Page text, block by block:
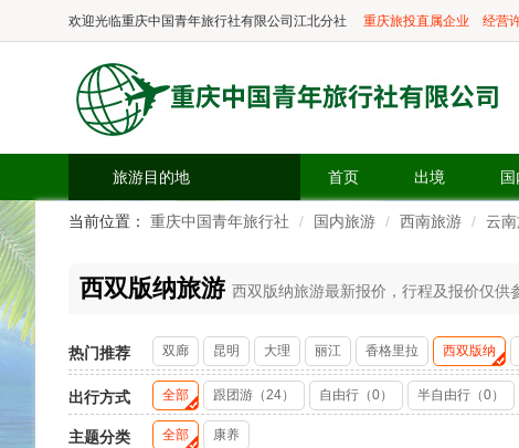
欢迎光临重庆中国青年旅行社有限公司江北分社 重庆旅投直属企业 经营
旅游目的地 首页 出境 国
当前位置： 重庆中国青年旅行社 国内旅游 西南旅游 云
西双版纳旅游 西双版纳旅游最新报价，行程及报价仅
热门推荐 双廊 昆明 大理 丽江 香格里拉 西双版纳
出行方式 全部 跟团游（24） 自由行（0） 半自由行（0）
主题分类 全部 康养